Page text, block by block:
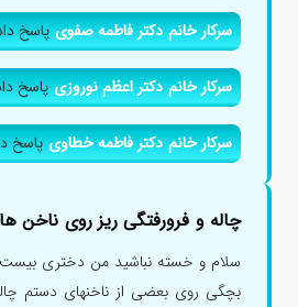
سرکار خانم دکتر فاطمه صفویپاسخ
سرکار خانم دکتر اعظم نوروزیپاسخ
سرکار خانم دکتر فاطمه خطاویپاسخ
چاله و فرورفتگی ریز روی ناخن
سلام و خسته نباشید من دختری
بچگی روی بعضی از ناخنهای دستم